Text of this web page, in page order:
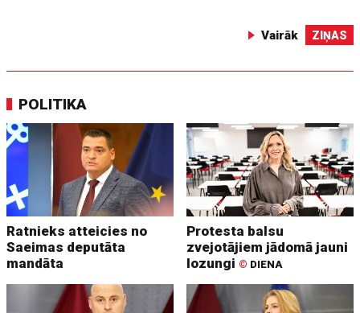
Vairāk ZIŅAS
POLITIKA
Ratnieks atteicies no
Saeimas deputāta
mandāta
Protesta balsu
zvejotājiem jādomā jauni
lozungi © DIENA